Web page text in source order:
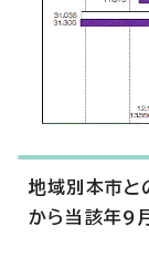
地域別本市
から当該年9